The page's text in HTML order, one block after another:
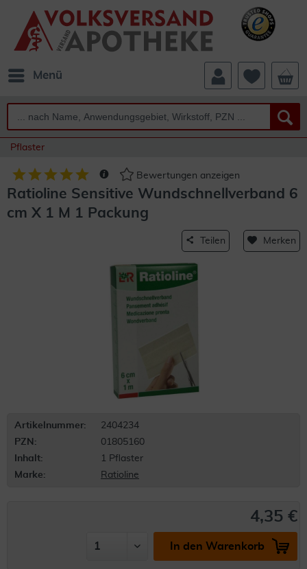
Menü
Pflaster
Bewertungen anzeigen
Ratioline Sensitive Wundschnellverband 6
cm X 1 M 1 Packung
Teilen Merken
Artikelnummer:
2404234
PZN:
01805160
Inhalt:
1 Pflaster
Marke:
Ratioline
4,35 €
In den Warenkorb